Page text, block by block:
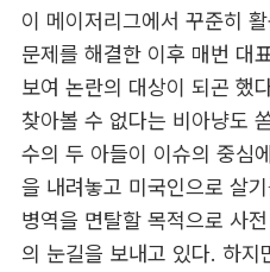
이 메이저리그에서 꾸준히
문제를 해결한 이후 매번 대
보여 논란의 대상이 되곤 했
찾아볼 수 없다는 비아냥도
수의 두 아들이 이슈의 중심
을 내려놓고 미국인으로 살
병역을 면탈할 목적으로 사
의 눈길을 보내고 있다. 하지